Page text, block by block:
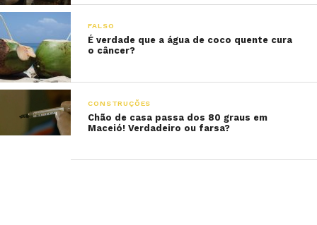
FALSO
É verdade que a água de coco quente cura
o câncer?
CONSTRUÇÕES
Chão de casa passa dos 80 graus em
Maceió! Verdadeiro ou farsa?